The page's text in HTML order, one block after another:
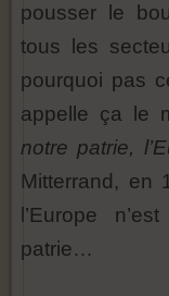
pousser le
tous les
pourquoi pas
appelle ça le
notre patrie,
Mitterrand, en
l’Europe
patrie…